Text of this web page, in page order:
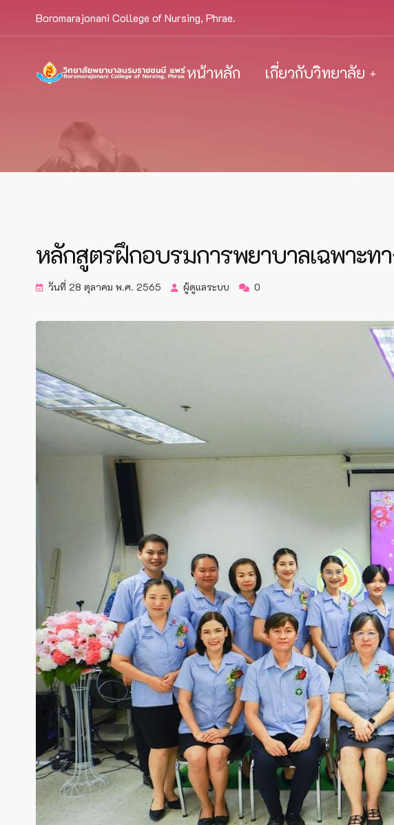
Boromarajonani College of Nursing, Phrae.
หน้าหลัก เกี่ยวกับวิทยาลัย
หลักสูตรฝึกอบรมการพยาบาลเฉพาะท
วันที่ 28 ตุลาคม พ.ศ. 2565 ผู้ดูแลระบบ 0